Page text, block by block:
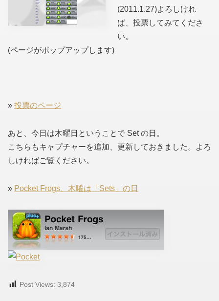
(2011.1.27)よろしけれ
ば、投票してみてくださ
い。
(ページがポップアップします)
» 投票のページ
あと、今日は木曜日ということで Set の日。
こちらもキャプチャーを追加、更新しておきました。よろ
しければご覧ください。
» Pocket Frogs、木曜は「Sets」の日
Post Views: 3,874